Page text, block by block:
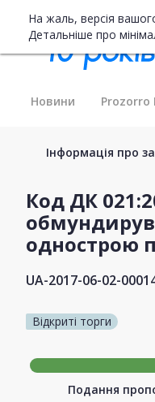
На жаль, версія
Детальніше про
Новини Prozorro
Інформація про
Код ДК
однострою
UA-2017-06-02-
Відкриті торги
Подання